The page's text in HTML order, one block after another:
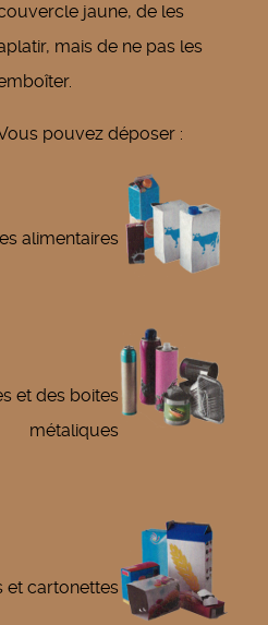
jaune, de les
mais de ne pas les
pouvez déposer :
alimentaires
et des boites
métaliques
et cartonettes